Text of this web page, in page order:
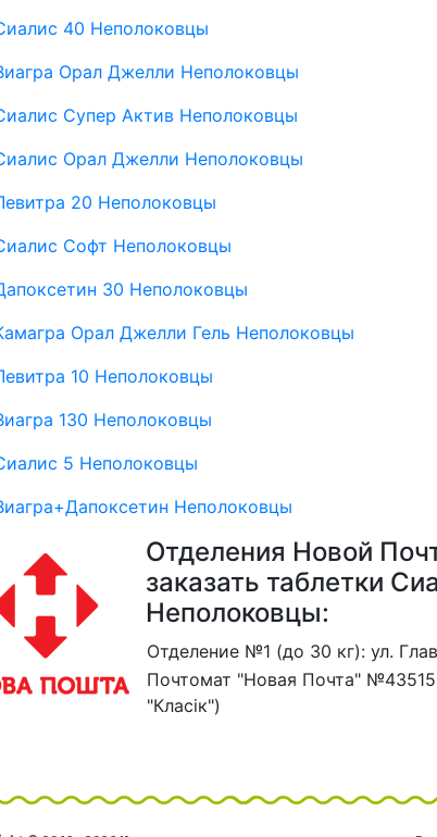
40 Неполоковцы
Орал Джелли Неполоковцы
Супер Актив Неполоковцы
Орал Джелли Неполоковцы
20 Неполоковцы
Софт Неполоковцы
30 Неполоковцы
Орал Джелли Гель Неполоковцы
10 Неполоковцы
130 Неполоковцы
5 Неполоковцы
Неполоковцы
Отделения Новой
заказать таблетки
Неполоковцы:
Отделение №1 (до 30 кг): ул.
Почтомат "Новая Почта"
"Класік")